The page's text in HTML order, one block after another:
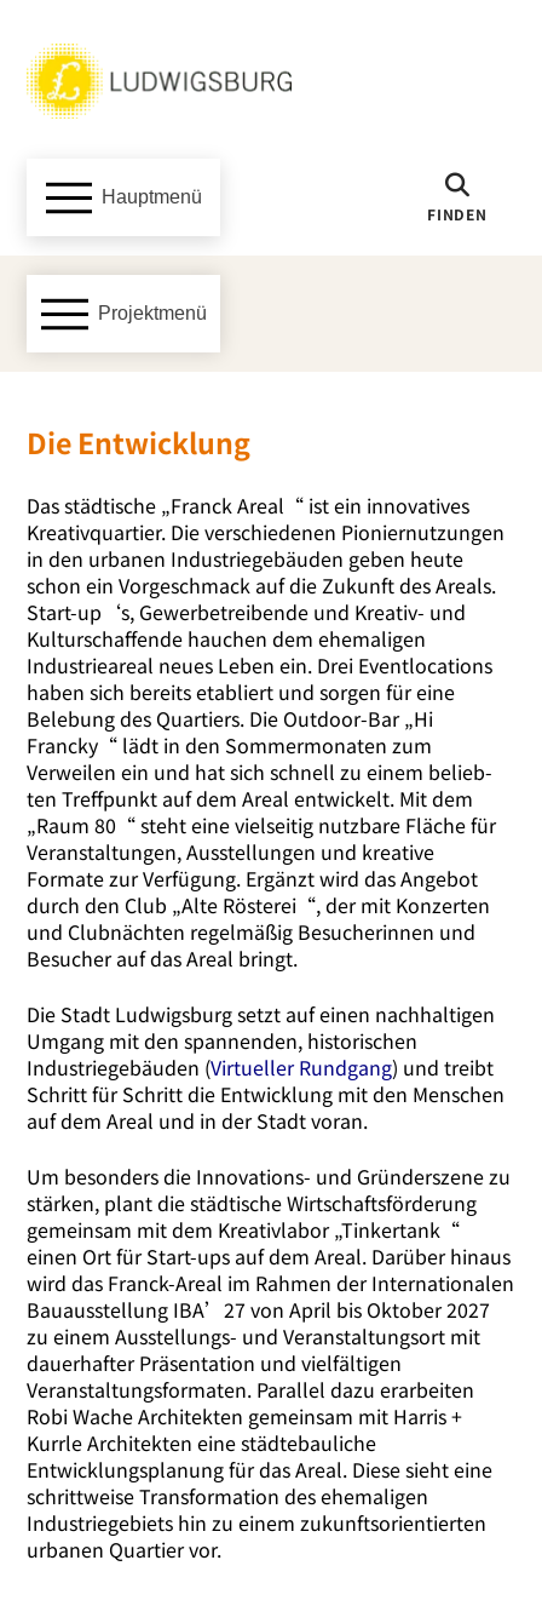
Hauptmenü
FINDEN
Projektmenü
Die Entwicklung
Das städ­ti­sche „Franck Areal“ ist ein inno­va­ti­ves
Kreativquartier. Die ver­schie­de­nen Pioniernutzungen
in den urba­nen Industriegebäuden geben heu­te
schon ein Vorgeschmack auf die Zukunft des Areals.
Start-up‘s, Gewerbetreibende und Kreativ- und
Kulturschaffende hau­chen dem ehe­ma­li­gen
Industrieareal neu­es Leben ein. Drei Eventlocations
haben sich bereits eta­bliert und sor­gen für eine
Belebung des Quartiers. Die Outdoor-Bar „Hi
Francky“ lädt in den Sommermonaten zum
Verweilen ein und hat sich schnell zu einem belieb­
ten Treffpunkt auf dem Areal ent­wi­ckelt. Mit dem
„Raum 80“ steht eine viel­sei­tig nutz­ba­re Fläche für
Veranstaltungen, Ausstellungen und krea­ti­ve
Formate zur Verfügung. Ergänzt wird das Angebot
durch den Club „Alte Rösterei“, der mit Konzerten
und Clubnächten regel­mä­ßig Besucherinnen und
Besucher auf das Areal bringt.
Die Stadt Ludwigsburg setzt auf einen nach­hal­ti­gen
Umgang mit den span­nen­den, his­to­ri­schen
Industriegebäuden (Virtueller Rundgang) und treibt
Schritt für Schritt die Entwicklung mit den Menschen
auf dem Areal und in der Stadt voran.
Um beson­ders die Innovations- und Gründerszene zu
stär­ken, plant die städ­ti­sche Wirtschaftsförderung
gemein­sam mit dem Kreativlabor „Tinkertank“
einen Ort für Start-ups auf dem Areal. Darüber hin­aus
wird das Franck-Areal im Rahmen der Internationalen
Bauausstellung IBA’27 von April bis Oktober 2027
zu einem Ausstellungs- und Veranstaltungsort mit
dau­er­haf­ter Präsentation und viel­fäl­ti­gen
Veranstaltungsformaten. Parallel dazu erar­bei­ten
Robi Wache Architekten gemein­sam mit Harris +
Kurrle Architekten eine städ­te­bau­li­che
Entwicklungsplanung für das Areal. Diese sieht eine
schritt­wei­se Transformation des ehe­ma­li­gen
Industriegebiets hin zu einem zukunfts­ori­en­tier­ten
urba­nen Quartier vor.